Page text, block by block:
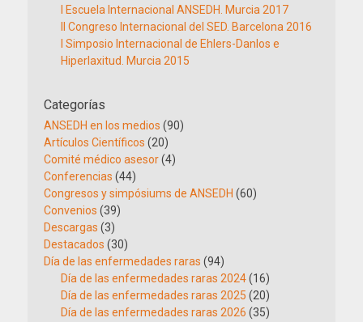
I Escuela Internacional ANSEDH. Murcia 2017
II Congreso Internacional del SED. Barcelona 2016
I Simposio Internacional de Ehlers-Danlos e
Hiperlaxitud. Murcia 2015
Categorías
ANSEDH en los medios (90)
Artículos Científicos (20)
Comité médico asesor(4)
Conferencias (44)
Congresos y simpósiums de ANSEDH (60)
Convenios (39)
Descargas (3)
Destacados (30)
Día de las enfermedades raras (94)
Día de las enfermedades raras 2024(16)
Día de las enfermedades raras 2025 (20)
Día de las enfermedades raras 2026 (35)